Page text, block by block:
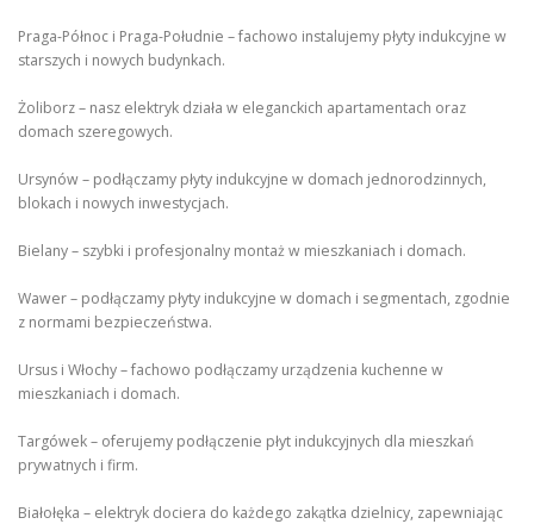
Praga-Północ i Praga-Południe – fachowo instalujemy płyty indukcyjne w
starszych i nowych budynkach.
Żoliborz – nasz elektryk działa w eleganckich apartamentach oraz
domach szeregowych.
Ursynów – podłączamy płyty indukcyjne w domach jednorodzinnych,
blokach i nowych inwestycjach.
Bielany – szybki i profesjonalny montaż w mieszkaniach i domach.
Wawer – podłączamy płyty indukcyjne w domach i segmentach, zgodnie
z normami bezpieczeństwa.
Ursus i Włochy – fachowo podłączamy urządzenia kuchenne w
mieszkaniach i domach.
Targówek – oferujemy podłączenie płyt indukcyjnych dla mieszkań
prywatnych i firm.
Białołęka – elektryk dociera do każdego zakątka dzielnicy, zapewniając